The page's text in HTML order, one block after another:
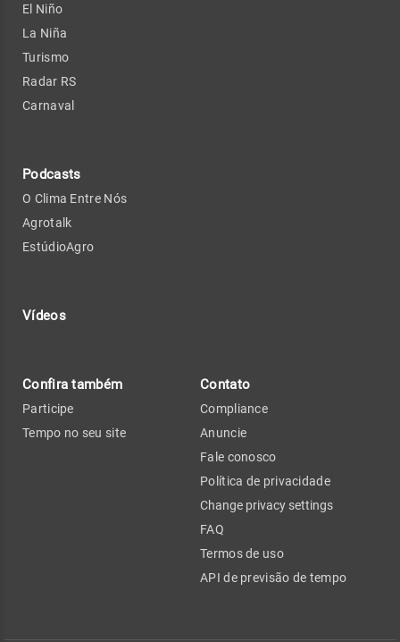
El Niño
La Niña
Turismo
Radar RS
Carnaval
Podcasts
O Clima Entre Nós
Agrotalk
EstúdioAgro
Vídeos
Confira também
Participe
Tempo no seu site
Contato
Compliance
Anuncie
Fale conosco
Política de privacidade
Change privacy settings
FAQ
Termos de uso
API de previsão de tempo